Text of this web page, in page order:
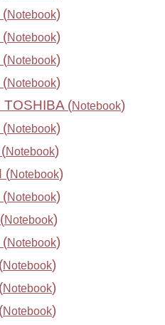
(Notebook)
(Notebook)
(Notebook)
(Notebook)
TOSHIBA (Notebook)
(Notebook)
Notebook)
(Notebook)
(Notebook)
Notebook)
(Notebook)
Notebook)
Notebook)
Notebook)